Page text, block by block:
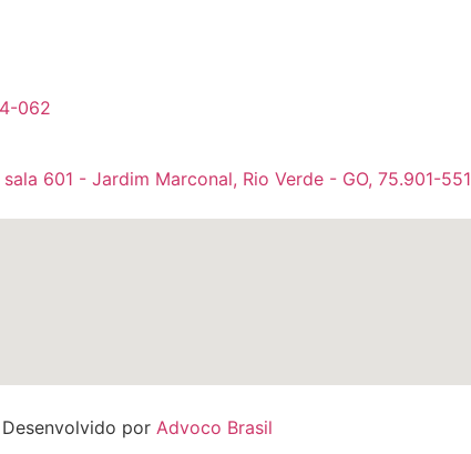
062
601 - Jardim Marconal, Rio Verde - GO, 75.901-551
por Advoco Brasil